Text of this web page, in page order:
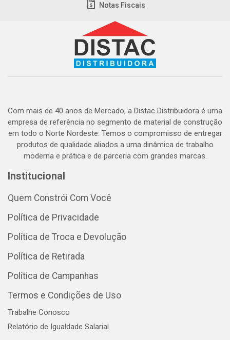
Notas Fiscais
Com mais de 40 anos de Mercado, a Distac Distribuidora é uma
empresa de referência no segmento de material de construção
em todo o Norte Nordeste. Temos o compromisso de entregar
produtos de qualidade aliados a uma dinâmica de trabalho
moderna e prática e de parceria com grandes marcas.
Institucional
Quem Constrói Com Você
Política de Privacidade
Política de Troca e Devolução
Política de Retirada
Política de Campanhas
Termos e Condições de Uso
Trabalhe Conosco
Relatório de Igualdade Salarial